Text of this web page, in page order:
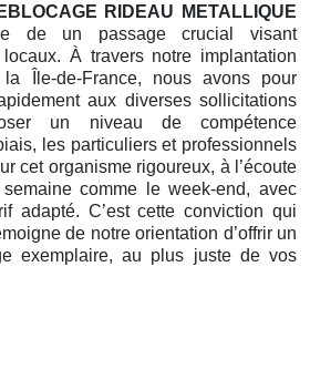
RIDEAU METALLIQUE
de un passage crucial visant
locaux. À travers notre implantation
Île-de-France, nous avons pour
aux diverses sollicitations
un niveau de compétence
les particuliers et professionnels
cet organisme rigoureux, à l’écoute
comme le week-end, avec
adapté. C’est cette conviction qui
de notre orientation d’offrir un
exemplaire, au plus juste de vos